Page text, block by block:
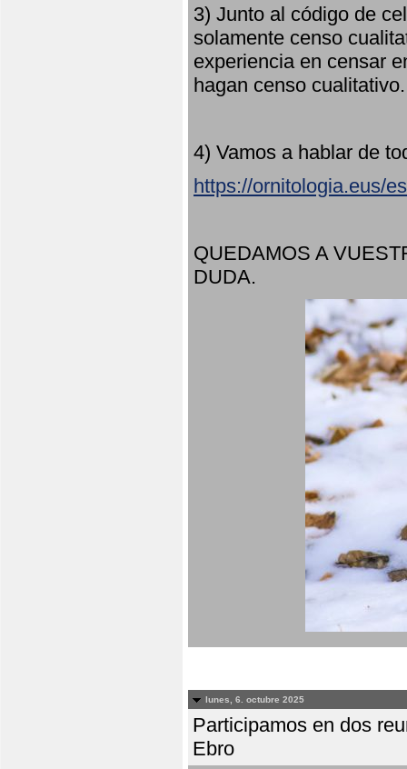
3) Junto al código de
solamente censo
experiencia en censar
hagan censo
4) Vamos a hablar de
https://ornitologia.eus/
QUEDAMOS A
DUDA.
lunes, 6. octubre 2025
Participamos en dos
Ebro